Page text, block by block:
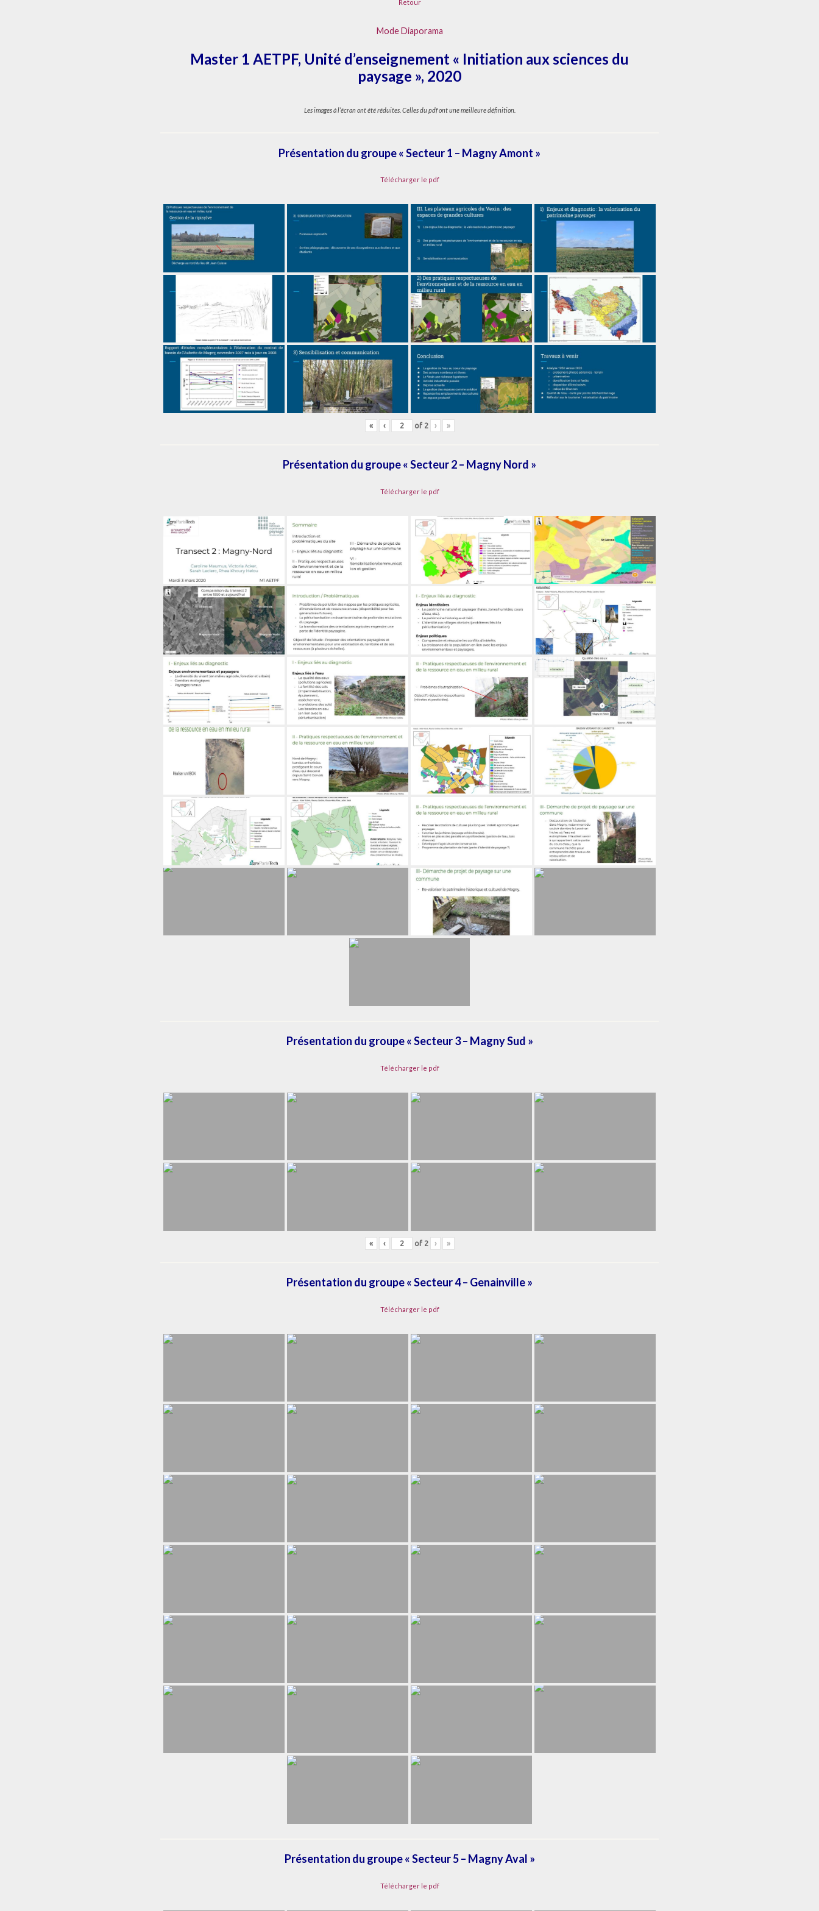
Retour
Mode Diaporama
Master 1 AETPF, Unité d’enseignement « Initiation aux sciences du
paysage », 2020
Les images à l’écran ont été réduites. Celles du pdf ont une meilleure définition.
Présentation du groupe « Secteur 1 – Magny Amont »
Télécharger le pdf
« ‹ of 2 › »
Présentation du groupe « Secteur 2 – Magny Nord »
Télécharger le pdf
Présentation du groupe « Secteur 3 – Magny Sud »
Télécharger le pdf
« ‹ of 2 › »
Présentation du groupe « Secteur 4 – Genainville »
Télécharger le pdf
Présentation du groupe « Secteur 5 – Magny Aval »
Télécharger le pdf